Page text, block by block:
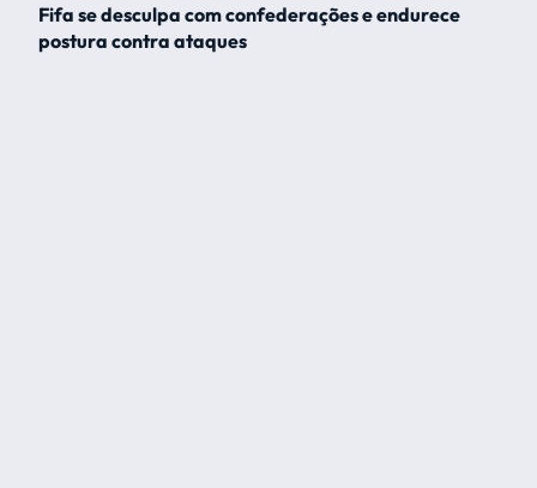
Fifa se desculpa com confederações e endurece
postura contra ataques